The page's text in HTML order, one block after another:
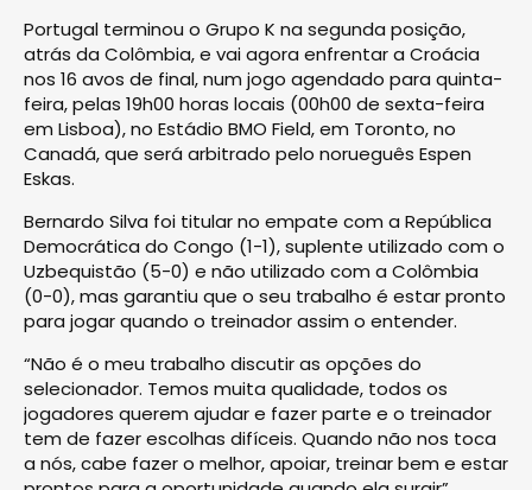
Portugal terminou o Grupo K na segunda posição,
atrás da Colômbia, e vai agora enfrentar a Croácia
nos 16 avos de final, num jogo agendado para quinta-
feira, pelas 19h00 horas locais (00h00 de sexta-feira
em Lisboa), no Estádio BMO Field, em Toronto, no
Canadá, que será arbitrado pelo norueguês Espen
Eskas.
Bernardo Silva foi titular no empate com a República
Democrática do Congo (1-1), suplente utilizado com o
Uzbequistão (5-0) e não utilizado com a Colômbia
(0-0), mas garantiu que o seu trabalho é estar pronto
para jogar quando o treinador assim o entender.
“Não é o meu trabalho discutir as opções do
selecionador. Temos muita qualidade, todos os
jogadores querem ajudar e fazer parte e o treinador
tem de fazer escolhas difíceis. Quando não nos toca
a nós, cabe fazer o melhor, apoiar, treinar bem e estar